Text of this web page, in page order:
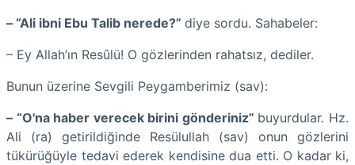
– “Ali ibni Ebu Talib nerede?” diye sordu. Sahabeler:
– Ey Allah’ın Resûlü! O gözlerinden rahatsız, dediler.
Bunun üzerine Sevgili Peygamberimiz (sav):
– “O'na haber verecek birini gönderiniz” buyurdular. Hz.
Ali (ra) getirildiğinde Resülullah (sav)
onun gözlerini
tükürüğüyle tedavi ederek kendisine dua etti. O kadar ki,